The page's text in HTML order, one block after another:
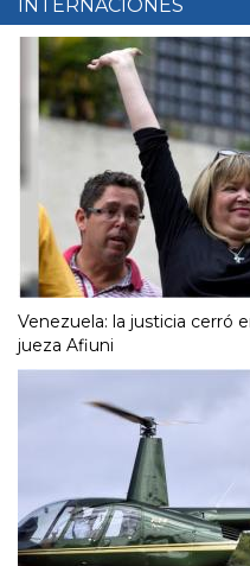
INTERNACIONES
Venezuela: la justicia cerró
jueza Afiuni